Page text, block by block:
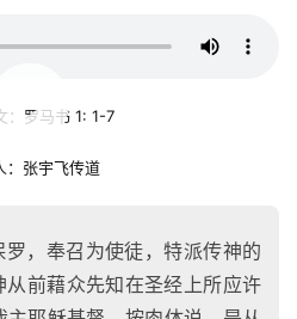
：罗马书 1: 1-7
：张宇飞传道
，奉召为使徒，特派传神的
从前藉众先知在圣经上所应许